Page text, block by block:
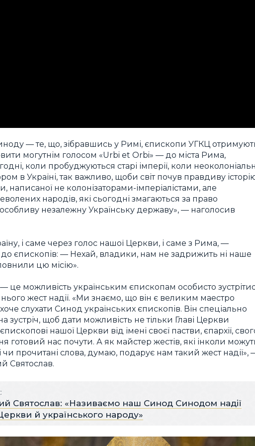
— те, що, зібравшись у Римі, єпископи УГКЦ
могутнім голосом «Urbi et Orbi» — до міста Рима,
коли пробуджуються старі імперії, коли
в Україні, так важливо, щоби світ почув правдиву
написаної не колонізаторами-імперіалістами, але
народів, які сьогодні змагаються за право
незалежну Українську державу», — наголосив
і саме через голос нашої Церкви, і саме з Рима, —
до єпископів: — Нехай, владики, нам не задрижить ні наше
цю місію».
це можливість українським єпископам особисто
жест надії. «Ми знаємо, що він є великим маестро
слухати Синод українських єпископів. Він спеціально
щоб дати можливість не тільки Главі Церкви
нашої Церкви від імені своєї пастви, єпархії,
готовий нас почути. А як майстер жестів, які інколи
чи прочитані слова, думаю, подарує нам такий жест надії»,
Святослав.
Святослав: «Називаємо наш Синод Синодом надії
й українського народу»